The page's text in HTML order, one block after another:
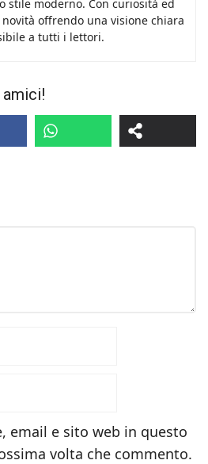
stile moderno. Con curiosità ed
offrendo una visione chiara
a tutti i lettori.
email e sito web in questo
volta che commento.